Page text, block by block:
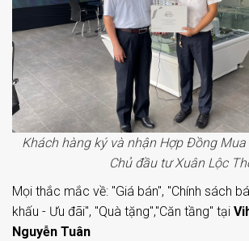
Khách hàng ký và nhận Hợp Đồng
Chủ đầu tư Xuân Lộc
Mọi thắc mắc về: "Giá bán", "Chính sách
khấu - Ưu đãi", "Quà tặng","Căn tầng" tại
Nguyễn Tuân